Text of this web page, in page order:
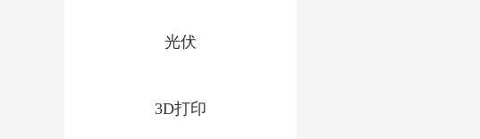
光伏
3D打印